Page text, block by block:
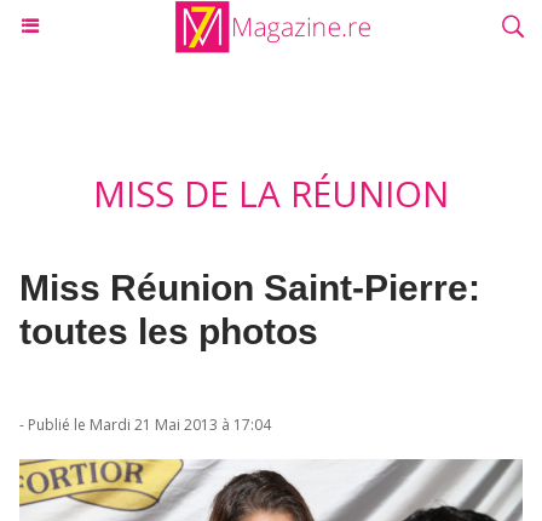
MISS DE LA RÉUNION
Miss Réunion Saint-Pierre:
toutes les photos
- Publié le Mardi 21 Mai 2013 à 17:04